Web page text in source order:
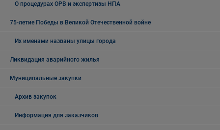
О процедурах ОРВ и экспертизы НПА
75-летие Победы в Великой Отечественной войне
Их именами названы улицы города
Ликвидация аварийного жилья
Муниципальные закупки
Архив закупок
Информация для заказчиков